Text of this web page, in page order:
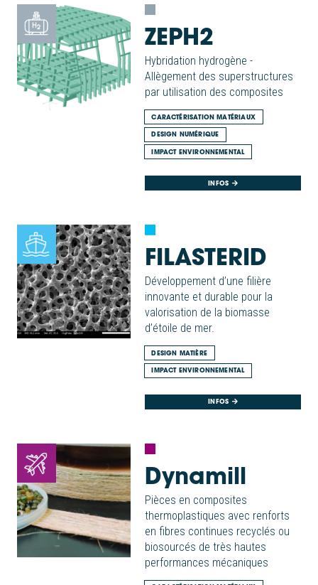
ZEPH2
Hybridation hydrogène -
Allègement des superstructures
par utilisation des composites
CARACTÉRISATION MATÉRIAUX
DESIGN NUMÉRIQUE
IMPACT ENVIRONNEMENTAL
INFOS
FILASTERID
Développement d’une filière
innovante et durable pour la
valorisation de la biomasse
d’étoile de mer.
DESIGN MATIÈRE
IMPACT ENVIRONNEMENTAL
INFOS
Dynamill
Pièces en composites
thermoplastiques avec renforts
en fibres continues recyclés ou
biosourcés de très hautes
performances mécaniques